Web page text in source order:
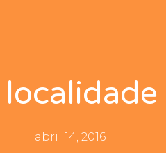
localidade
abril 14, 2016